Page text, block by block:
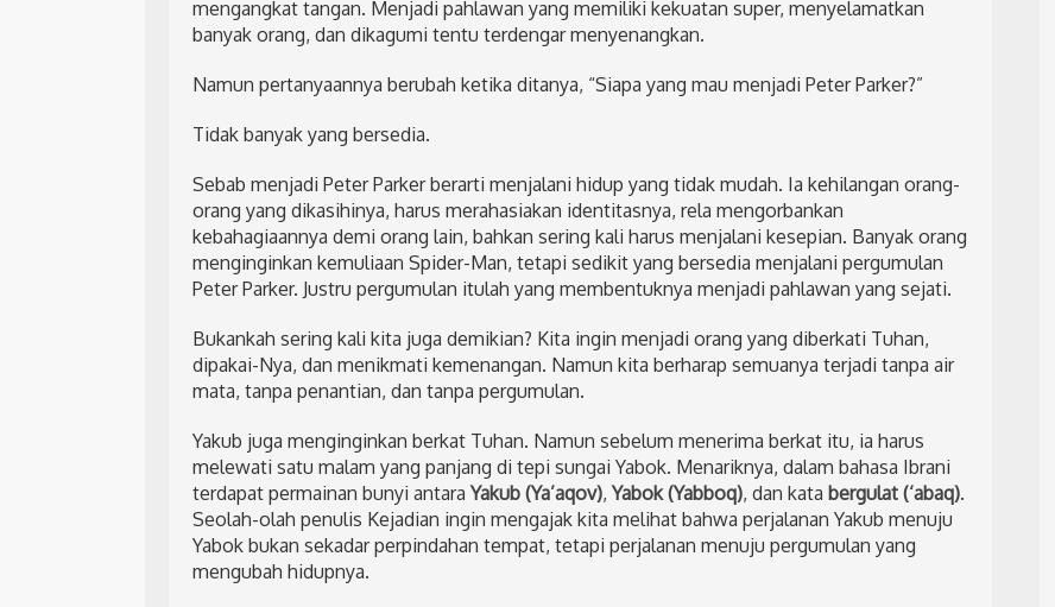
mengangkat tangan. Menjadi pahlawan yang memiliki kekuatan super, menyelamatkan
banyak orang, dan dikagumi tentu terdengar menyenangkan.
Namun pertanyaannya berubah ketika ditanya, “Siapa yang mau menjadi Peter Parker?”
Tidak banyak yang bersedia.
Sebab menjadi Peter Parker berarti menjalani hidup yang tidak mudah. Ia kehilangan orang-
orang yang dikasihinya, harus merahasiakan identitasnya, rela mengorbankan
kebahagiaannya demi orang lain, bahkan sering kali harus menjalani kesepian. Banyak orang
menginginkan kemuliaan Spider-Man, tetapi sedikit yang bersedia menjalani pergumulan
Peter Parker. Justru pergumulan itulah yang membentuknya menjadi pahlawan yang sejati.
Bukankah sering kali kita juga demikian? Kita ingin menjadi orang yang diberkati Tuhan,
dipakai-Nya, dan menikmati kemenangan. Namun kita berharap semuanya terjadi tanpa air
mata, tanpa penantian, dan tanpa pergumulan.
Yakub juga menginginkan berkat Tuhan. Namun sebelum menerima berkat itu, ia harus
melewati satu malam yang panjang di tepi sungai Yabok. Menariknya, dalam bahasa Ibrani
terdapat permainan bunyi antaraYakub (Ya’aqov),Yabok (Yabboq), dan kata bergulat (‘abaq).
Seolah-olah penulis Kejadian ingin mengajak kita melihat bahwa perjalanan Yakub menuju
Yabok bukan sekadar perpindahan tempat, tetapi perjalanan menuju pergumulan yang
mengubah hidupnya.